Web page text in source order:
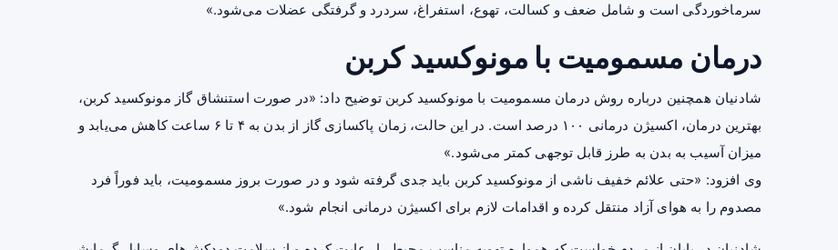
سرماخوردگی است و شامل ضعف و کسالت، تهوع، استفراغ، سردرد و گرفتگی عضلات می‌شود.»
درمان مسمومیت با مونوکسید کربن
شادنیان همچنین درباره روش درمان مسمومیت با مونوکسید کربن توضیح داد: «در صورت استنشاق گاز مونوکسید کربن،
بهترین درمان، اکسیژن درمانی ۱۰۰ درصد است. در این حالت، زمان پاکسازی گاز از بدن به ۴ تا ۶ ساعت کاهش می‌یابد و
میزان آسیب به بدن به طرز قابل توجهی کمتر می‌شود.»
وی افزود: «حتی علائم خفیف ناشی از مونوکسید کربن باید جدی گرفته شود و در صورت بروز مسمومیت، باید فوراً فرد
مصدوم را به هوای آزاد منتقل کرده و اقدامات لازم برای اکسیژن درمانی انجام شود.»